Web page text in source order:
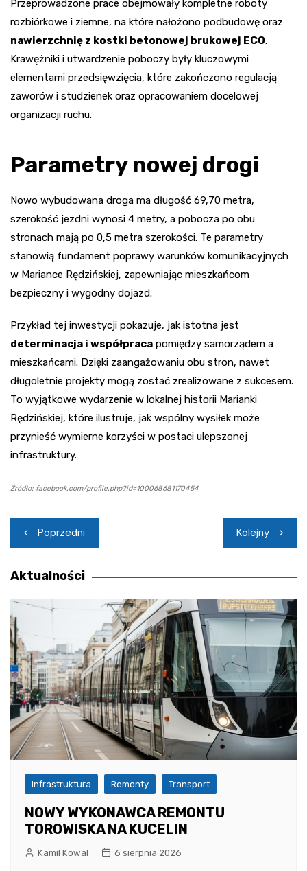
Przeprowadzone prace obejmowały kompletne roboty
rozbiórkowe i ziemne, na które nałożono podbudowę oraz
nawierzchnię z kostki betonowej brukowej ECO.
Krawężniki i utwardzenie poboczy były kluczowymi
elementami przedsięwzięcia, które zakończono regulacją
zaworów i studzienek oraz opracowaniem docelowej
organizacji ruchu.
Parametry nowej drogi
Nowo wybudowana droga ma długość 69,70 metra,
szerokość jezdni wynosi 4 metry, a pobocza po obu
stronach mają po 0,5 metra szerokości. Te parametry
stanowią fundament poprawy warunków komunikacyjnych
w Mariance Rędzińskiej, zapewniając mieszkańcom
bezpieczny i wygodny dojazd.
Przykład tej inwestycji pokazuje, jak istotna jest
determinacja i współpraca pomiędzy samorządem a
mieszkańcami. Dzięki zaangażowaniu obu stron, nawet
długoletnie projekty mogą zostać zrealizowane z sukcesem.
To wyjątkowe wydarzenie w lokalnej historii Marianki
Rędzińskiej, które ilustruje, jak wspólny wysiłek może
przynieść wymierne korzyści w postaci ulepszonej
infrastruktury.
Źródło: facebook.com/profile.php?id=100068681170454
Nawigacja
wpisu
Poprzedni Kolejny
Aktualności
Infrastruktura Remonty Transport
NOWY WYKONAWCA REMONTU
TOROWISKA NA KUCELIN
Kamil Kowal 6 sierpnia 2026